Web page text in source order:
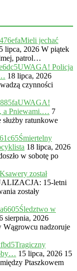
Mieli jechać
lipca, 2026 W piątek
patrol…
UWAGA! Policja
18 lipca, 2026
czynności
UWAGA!
a Pniewami.… 7
ratunkowe
Śmiertelny
18 lipca, 2026
w sobotę po
został
15-letni
zostały
Śledztwo w
sierpnia, 2026
Wągrowcu nadzoruje
Tragiczny
15 lipca, 2026 15
Ptaszkowem